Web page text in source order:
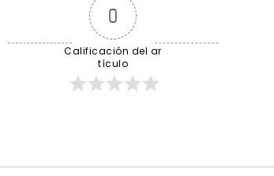
0
Calificación del ar
tículo